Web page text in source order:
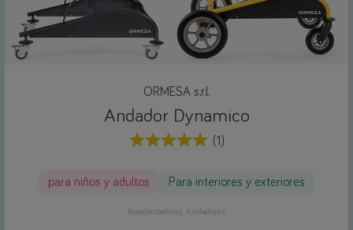
ORMESA s.r.l.
Andador Dynamico
(1)
para niños y adultos Para interiores y exteriores
Bipedestadores Andadores